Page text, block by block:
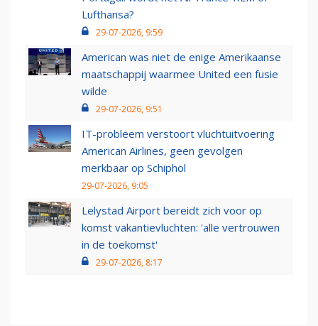
Lufthansa?
29-07-2026, 9:59
American was niet de enige Amerikaanse
maatschappij waarmee United een fusie
wilde
29-07-2026, 9:51
IT-probleem verstoort vluchtuitvoering
American Airlines, geen gevolgen
merkbaar op Schiphol
29-07-2026, 9:05
Lelystad Airport bereidt zich voor op
komst vakantievluchten: 'alle vertrouwen
in de toekomst'
29-07-2026, 8:17